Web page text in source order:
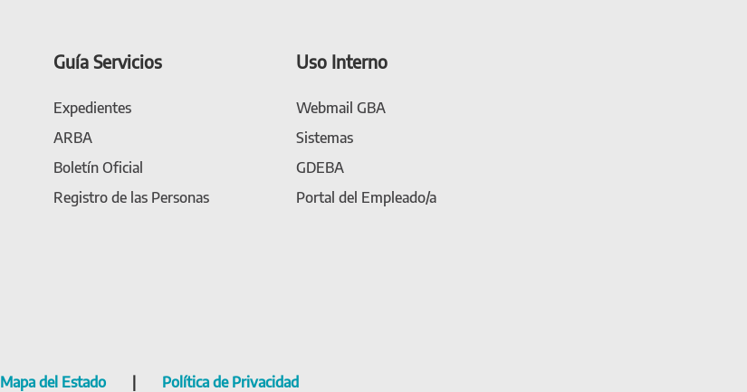
Guía Servicios
Expedientes
ARBA
Boletín Oficial
Registro de las Personas
Uso Interno
Webmail GBA
Sistemas
GDEBA
Portal del Empleado/a
Mapa del Estado Política de Privacidad